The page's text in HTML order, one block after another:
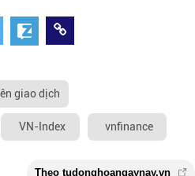
giao dịch
VN-Index vnfinance